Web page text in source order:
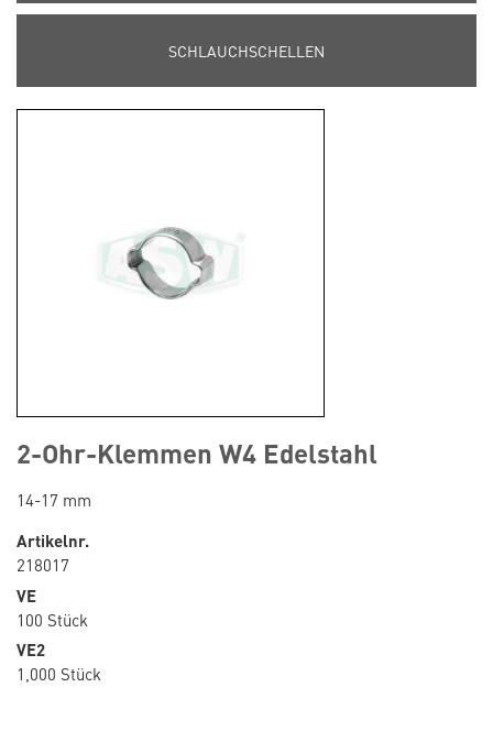
SCHLAUCHSCHELLEN
2-Ohr-Klemmen W4 Edelstahl
14-17 mm
Artikelnr.
218017
VE
100 Stück
VE2
1,000 Stück